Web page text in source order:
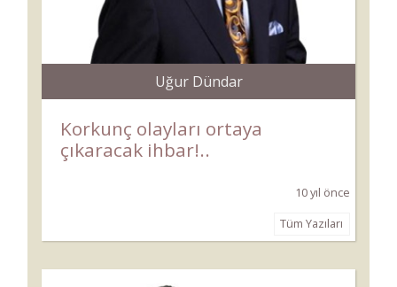
Uğur Dündar
Korkunç olayları ortaya
çıkaracak ihbar!..
10 yıl önce
Tüm Yazıları